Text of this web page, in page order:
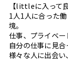
【littleに入って
1人1人に合った
境。
仕事、プライベー
自分の仕事に見合
様々な人に出会い